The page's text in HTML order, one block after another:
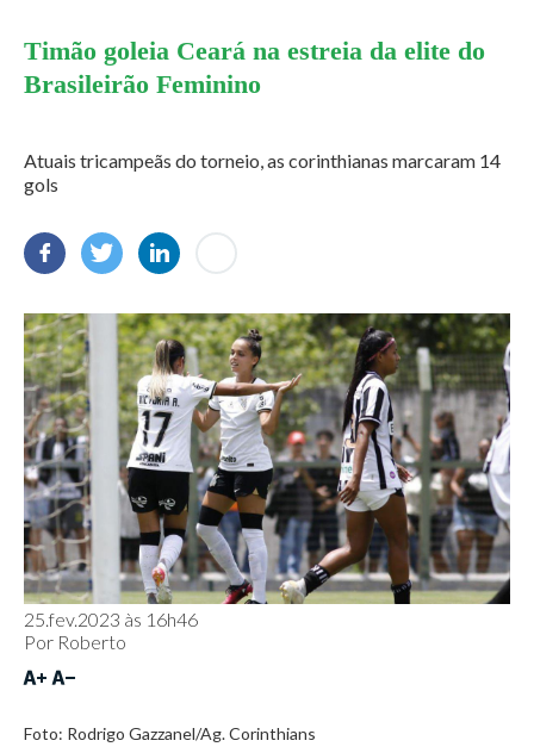
Timão goleia Ceará na estreia da elite do
Brasileirão Feminino
Atuais tricampeãs do torneio, as corinthianas marcaram 14
gols
25.fev.2023 às 16h46
Por Roberto
Foto: Rodrigo Gazzanel/Ag. Corinthians